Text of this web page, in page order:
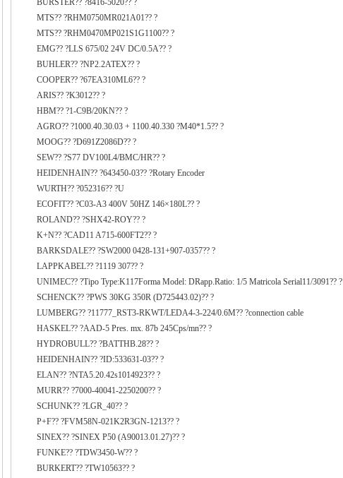
BURSTER?? ?8416-5020?? ?
MTS?? ?RHM0750MR021A01?? ?
MTS?? ?RHM0470MP021S1G1100?? ?
EMG?? ?LLS 675/02 24V DC/0.5A?? ?
BUHLER?? ?NP2.2ATEX?? ?
COOPER?? ?67EA310ML6?? ?
ARIS?? ?K3012?? ?
HBM?? ?1-C9B/20KN?? ?
AGRO?? ?1000.40.30.03 + 1100.40.330 ?M40*1.5?? ?
MOOG?? ?D691Z2086D?? ?
SEW?? ?S77 DV100L4/BMC/HR?? ?
HEIDENHAIN?? ?643450-03?? ?Rotary Encoder
WURTH?? ?052316?? ?U
ECOFIT?? ?C03-A3 400V 50HZ 146×180L?? ?
ROLAND?? ?SHX42-ROY?? ?
K+N?? ?CAD11 A715-600FT2?? ?
BARKSDALE?? ?SW2000 0428-131+907-0357?? ?
LAPPKABEL?? ?1119 307?? ?
UNIMEC?? ?Tipo Type:K117Forma Model: DRapp.Ratio: 1/5 Matricola Serial11/3091?? ?
SCHENCK?? ?PWS 30KG 350R (D725443.02)?? ?
LUMBERG?? ?11777_RST3-RKWT/LEDA4-3-224/0.6M?? ?connection cable
HASKEL?? ?AAD-5 Pres. mx. 87b 245Cps/mn?? ?
HYDROBULL?? ?BATTHB.28?? ?
HEIDENHAIN?? ?ID:533631-03?? ?
ELAN?? ?NTA5.20.42s1014923?? ?
MURR?? ?7000-40041-2250200?? ?
SCHUNK?? ?LGR_40?? ?
P+F?? ?FVM58N-021K2R3GN-1213?? ?
SINEX?? ?SINEX P50 (A90013.01.27)?? ?
FUNKE?? ?TDW3450-W?? ?
BURKERT?? ?TW10563?? ?